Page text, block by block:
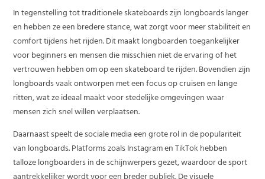
In tegenstelling tot traditionele skateboards zijn longboards langer
en hebben ze een bredere stance, wat zorgt voor meer stabiliteit en
comfort tijdens het rijden. Dit maakt longboarden toegankelijker
voor beginners en mensen die misschien niet de ervaring of het
vertrouwen hebben om op een skateboard te rijden. Bovendien zijn
longboards vaak ontworpen met een focus op cruisen en lange
ritten, wat ze ideaal maakt voor stedelijke omgevingen waar
mensen zich snel willen verplaatsen.
Daarnaast speelt de sociale media een grote rol in de populariteit
van longboards. Platforms zoals Instagram en TikTok hebben
talloze longboarders in de schijnwerpers gezet, waardoor de sport